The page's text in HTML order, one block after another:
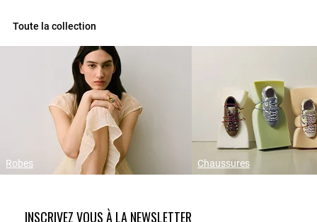
Toute la collection
Robes Chaussures
INSCRIVEZ VOUS À LA NEWSLETTER